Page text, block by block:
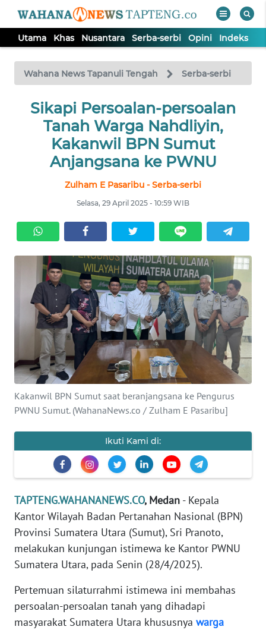
Utama Khas Nusantara Serba-serbi Opini Indeks
Wahana News Tapanuli Tengah Serba-serbi
Sikapi Persoalan-persoalan
Tanah Warga Nahdliyin,
Kakanwil BPN Sumut
Anjangsana ke PWNU
Zulham E Pasaribu - Serba-serbi
Selasa, 29 April 2025 - 10:59 WIB
Kakanwil BPN Sumut saat beranjangsana ke Pengurus
PWNU Sumut. (WahanaNews.co / Zulham E Pasaribu]
Ikuti Kami di:
TAPTENG.WAHANANEWS.CO, Medan - Kepala
Kantor Wilayah Badan Pertanahan Nasional (BPN)
Provinsi Sumatera Utara (Sumut), Sri Pranoto,
melakukan kunjungan istimewa ke Kantor PWNU
Sumatera Utara, pada Senin (28/4/2025).
Pertemuan silaturrahmi istimewa ini membahas
persoalan-persoalan tanah yang dihadapi
masyarakat Sumatera Utara khususnya warga
TV
Tutup
UTAMA
SERBI
OPINI
Informasi
INDEKS
BERITA
KONTAK
KAMI
INFO
IKLAN
MEDIA
SIBER
REDAKSI
DISCLAIMER